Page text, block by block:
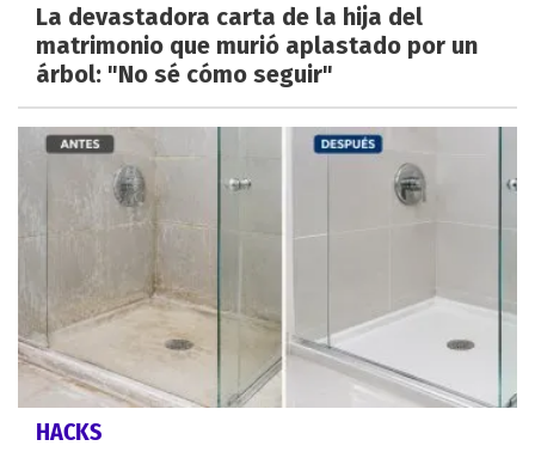
La devastadora carta de la hija del
matrimonio que murió aplastado por un
árbol: "No sé cómo seguir"
HACKS